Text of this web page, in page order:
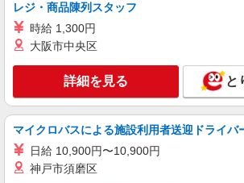
すき家の店舗スタッフ（接
大分県中津市中殿町3-31-
キープ 詳
アルバイト パート
丸亀製麺中津店
レジ・商品陳列スタッフ
時給 1,300円
大阪市中央区
詳細を見る と
マイクロバスによる施設利用者送迎ドライバ
日給 10,900円〜10,900円
神戸市須磨区